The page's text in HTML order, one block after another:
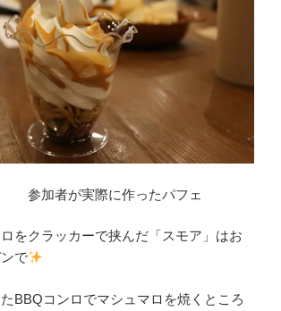
際に作ったパフェ
をクラッカーで挟んだ「スモア」はお
で
BBQコンロでマシュマロを焼くところ